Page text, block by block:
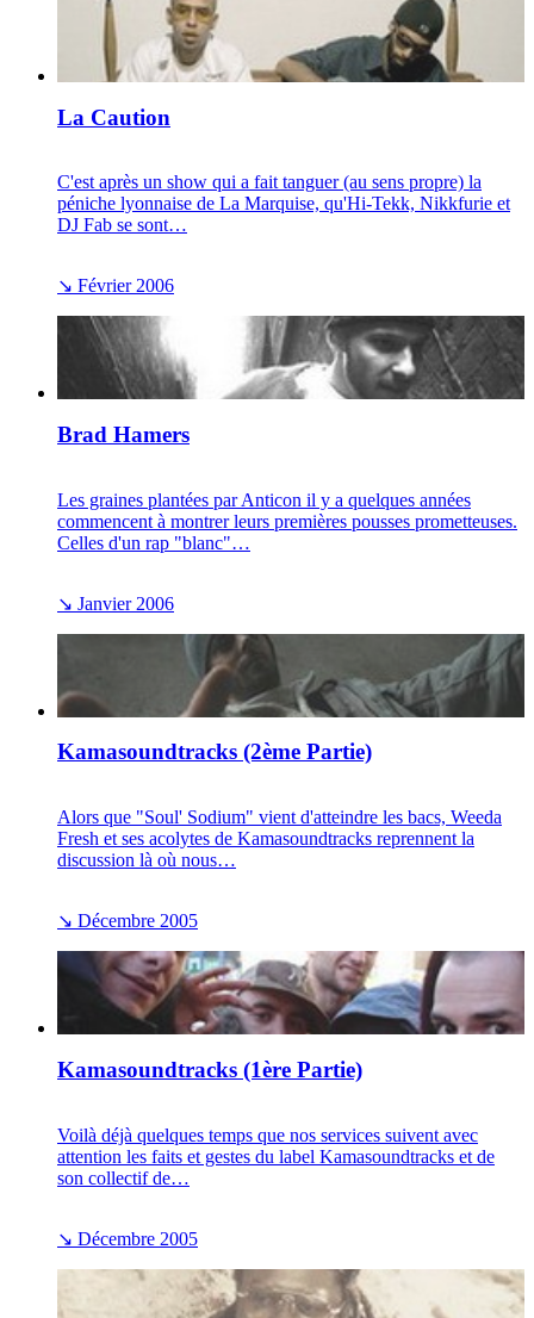
La Caution
C'est après un show qui a fait tanguer (au sens propre) la
péniche lyonnaise de La Marquise, qu'Hi-Tekk, Nikkfurie et
DJ Fab se sont…
↘ Février 2006
Brad Hamers
Les graines plantées par Anticon il y a quelques années
commencent à montrer leurs premières pousses prometteuses.
Celles d'un rap "blanc"…
↘ Janvier 2006
Kamasoundtracks (2ème Partie)
Alors que "Soul' Sodium" vient d'atteindre les bacs, Weeda
Fresh et ses acolytes de Kamasoundtracks reprennent la
discussion là où nous…
↘ Décembre 2005
Kamasoundtracks (1ère Partie)
Voilà déjà quelques temps que nos services suivent avec
attention les faits et gestes du label Kamasoundtracks et de
son collectif de…
↘ Décembre 2005